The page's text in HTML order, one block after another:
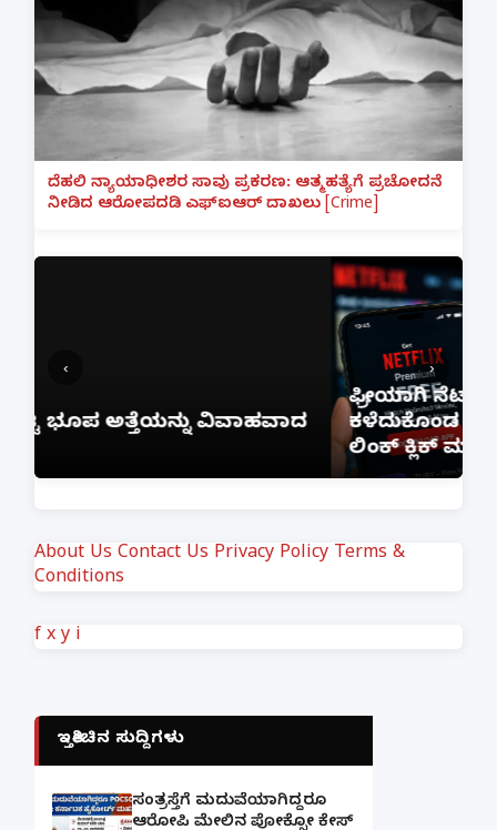
ದೆಹಲಿ ನ್ಯಾಯಾಧೀಶರ ಸಾವು ಪ್ರಕರಣ: ಆತ್ಮಹತ್ಯೆಗೆ ಪ್ರಚೋದನೆ
ನೀಡಿದ ಆರೋಪದಡಿ ಎಫ್‌ಐಆರ್ ದಾಖಲು [Crime]
ಫ್ರೀಯಾಗಿ ನೆಟ್‌ಫ್ಲಿಕ್ಸ್ ನೋಡಲು ಹೋಗಿ ₹1 ಲಕ್ಷ
ಕಳೆದುಕೊಂಡ ಬೆಂಗಳೂರು ವ್ಯಕ್ತಿ; ಇನ್‌ಸ್ಟಾಗ್ರಾಂ
ಲಿಂಕ್ ಕ್ಲಿಕ್ ಮಾಡಿದ್ದೇ ದುಬಾರಿ ಆಯಿತು!
‹ ›
About Us Contact Us Privacy Policy Terms &
Conditions
f x y i
ಇತ್ತೀಚಿನ ಸುದ್ದಿಗಳು
ಸಂತ್ರಸ್ತೆಗೆ ಮದುವೆಯಾಗಿದ್ದರೂ
ಆರೋಪಿ ಮೇಲಿನ ಪೋಕ್ಸೋ ಕೇಸ್